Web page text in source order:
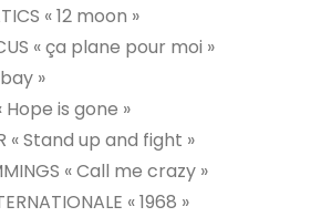
« 12 moon »
« ça plane pour moi »
»
Hope is gone »
« Stand up and fight »
« Call me crazy »
« 1968 »